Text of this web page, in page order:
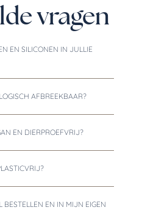
vragen
EN SILICONEN IN JULLIE
AFBREEKBAAR?
EN DIERPROEFVRIJ?
BESTELLEN EN IN MIJN EIGEN